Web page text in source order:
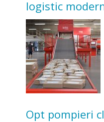
logistic
Investiție de 3
Opt pompieri